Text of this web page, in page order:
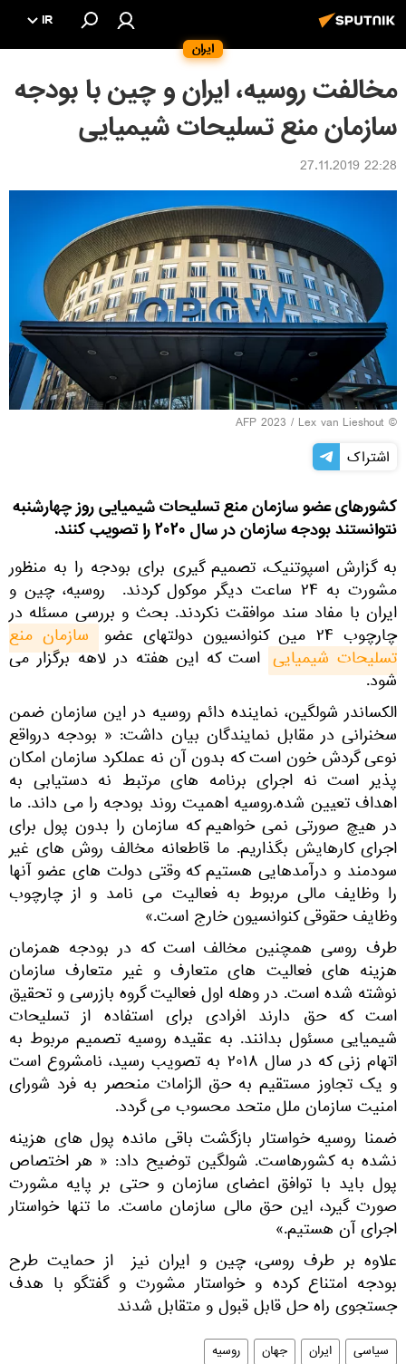
ایران
IR
مخالفت روسیه، ایران و چین با بودجه
سازمان منع تسلیحات شیمیایی
22:28 27.11.2019
© AFP 2023 / Lex van Lieshout
اشتراک
کشورهای عضو سازمان منع تسلیحات شیمیایی روز چهارشنبه
نتوانستند بودجه سازمان در سال ۲۰۲۰ را تصویب کنند.
به گزارش اسپوتنیک، تصمیم گیری برای بودجه را به منظور
مشورت به ۲۴ ساعت دیگر موکول کردند. روسیه، چین و
ایران با مفاد سند موافقت نکردند. بحث و بررسی مسئله در
چارچوب ۲۴ مین کنوانسیون دولتهای عضو
تسلیحات شیمیایی است که این هفته در لاهه برگزار می
شود.
الکساندر شولگین، نماینده دائم روسیه در این سازمان ضمن
سخنرانی در مقابل نمایندگان بیان داشت: « بودجه درواقع
نوعی گردش خون است که بدون آن نه عملکرد سازمان امکان
پذیر است نه اجرای برنامه های مرتبط نه دستیابی به
اهداف تعیین شده.روسیه اهمیت روند بودجه را می داند. ما
در هیچ صورتی نمی خواهیم که سازمان را بدون پول برای
اجرای کارهایش بگذاریم. ما قاطعانه مخالف روش های غیر
سودمند و درآمدهایی هستیم که وقتی دولت های عضو آنها
را وظایف مالی مربوط به فعالیت می نامد و از چارچوب
وظایف حقوقی کنوانسیون خارج است.»
طرف روسی همچنین مخالف است که در بودجه همزمان
هزینه های فعالیت های متعارف و غیر متعارف سازمان
نوشته شده است. در وهله اول فعالیت گروه بازرسی و تحقیق
است که حق دارند افرادی برای استفاده از تسلیحات
شیمیایی مسئول بدانند. به عقیده روسیه تصمیم مربوط به
اتهام زنی که در سال ۲۰۱۸ به تصویب رسید، نامشروع است
و یک تجاوز مستقیم به حق الزامات منحصر به فرد شورای
امنیت سازمان ملل متحد محسوب می گردد.
ضمنا روسیه خواستار بازگشت باقی مانده پول های هزینه
نشده به کشورهاست. شولگین توضیح داد: « هر اختصاص
پول باید با توافق اعضای سازمان و حتی بر پایه مشورت
صورت گیرد، این حق مالی سازمان ماست. ما تنها خواستار
اجرای آن هستیم.»
علاوه بر طرف روسی، چین و ایران نیز از حمایت طرح
بودجه امتناع کرده و خواستار مشورت و گفتگو با هدف
جستجوی راه حل قابل قبول و متقابل شدند
سیاسی ایران جهان روسیه